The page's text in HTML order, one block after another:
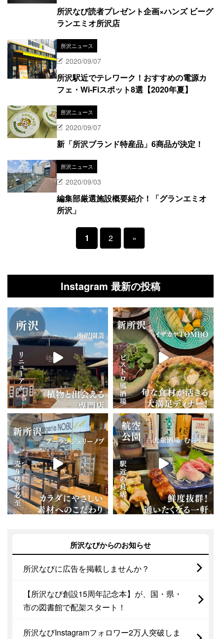
所沢なび読者プレゼント企画×ハンズ ビーグ
ランエミオ所沢店
所沢ニュース
2020/09/07
所沢駅近でテレワーク！おすすめの電源カ
フェ・Wi-Fiスポット8選【2020年夏】
所沢ニュース
2020/09/07
新「所沢ブランド特産品」6商品が決定！
所沢ニュース
2020/09/03
編集部厳選施設概要紹介！「グランエミオ
所沢」
1 2 »
Instagram 最新の投稿
所沢なびからのお知らせ
所沢なびに広告を掲載しませんか？
【所沢なび創設15周年記念本】が、国・県・
市の図書館で配架スタート！
所沢なびInstagramフォロワー2万人突破しま